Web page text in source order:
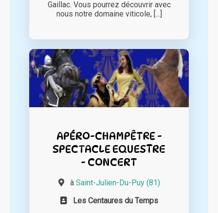
Gaillac. Vous pourrez découvrir avec
nous notre domaine viticole, [...]
APÉRO-CHAMPÊTRE -
SPECTACLE EQUESTRE
- CONCERT
à Saint-Julien-Du-Puy (81)
Les Centaures du Temps